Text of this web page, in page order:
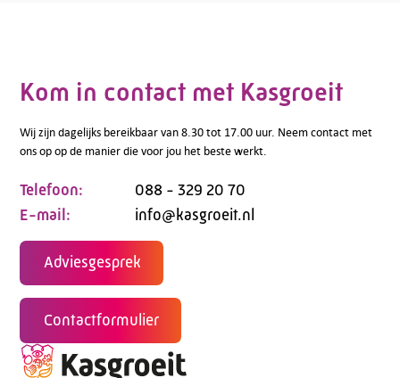
Kom in contact met Kasgroeit
Wij zijn dagelijks bereikbaar van 8.30 tot 17.00 uur. Neem contact met
ons op op de manier die voor jou het beste werkt.
Telefoon:
088 - 329 20 70
E-mail:
info@kasgroeit.nl
Adviesgesprek
Contactformulier